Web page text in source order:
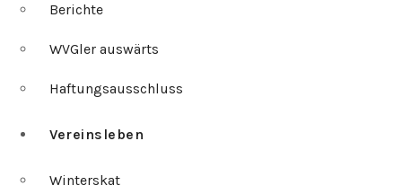
Berichte
WVGler auswärts
Haftungsausschluss
Vereinsleben
Winterskat